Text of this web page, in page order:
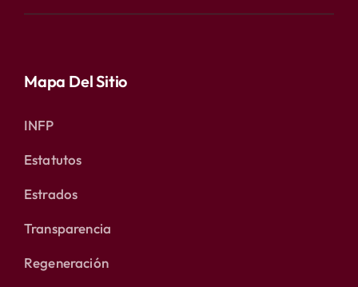
Mapa Del Sitio
INFP
Estatutos
Estrados
Transparencia
Regeneración